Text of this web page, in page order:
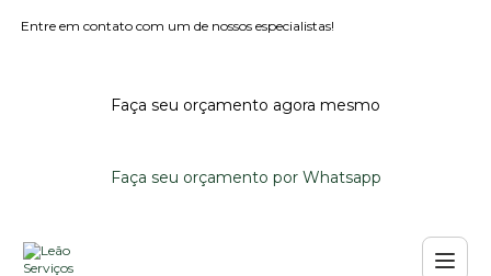
Entre em contato com um de nossos especialistas!
Faça seu orçamento agora mesmo
Faça seu orçamento por Whatsapp